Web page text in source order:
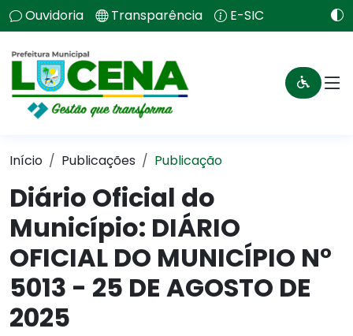
Ouvidoria Transparência E-SIC
Início Publicações Publicação
Diário Oficial do
Município: DIÁRIO
OFICIAL DO MUNICÍPIO N°
5013 - 25 DE AGOSTO DE
2025